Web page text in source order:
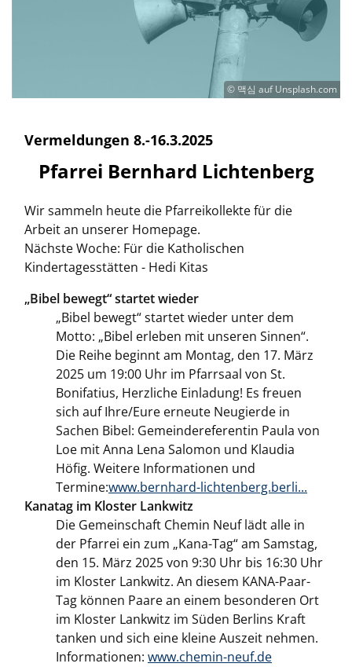
© 맥심 auf Unsplash.com
Vermeldungen 8.-16.3.2025
Pfarrei Bernhard Lichtenberg
Wir sammeln heute die Pfarreikollekte für die
Arbeit an unserer Homepage.
Nächste Woche: Für die Katholischen
Kindertagesstätten - Hedi Kitas
„Bibel bewegt“ startet wieder
„Bibel bewegt“ startet wieder unter dem
Motto: „Bibel erleben mit unseren Sinnen“.
Die Reihe beginnt am Montag, den 17. März
2025 um 19:00 Uhr im Pfarrsaal von St.
Bonifatius, Herzliche Einladung! Es freuen
sich auf Ihre/Eure erneute Neugierde in
Sachen Bibel: Gemeindereferentin Paula von
Loe mit Anna Lena Salomon und Klaudia
Höfig. Weitere Informationen und
Termine:www.bernhard-lichtenberg.berli...
Kanatag im Kloster Lankwitz
Die Gemeinschaft Chemin Neuf lädt alle in
der Pfarrei ein zum „Kana-Tag“ am Samstag,
den 15. März 2025 von 9:30 Uhr bis 16:30 Uhr
im Kloster Lankwitz. An diesem KANA-Paar-
Tag können Paare an einem besonderen Ort
im Kloster Lankwitz im Süden Berlins Kraft
tanken und sich eine kleine Auszeit nehmen.
Informationen: www.chemin-neuf.de